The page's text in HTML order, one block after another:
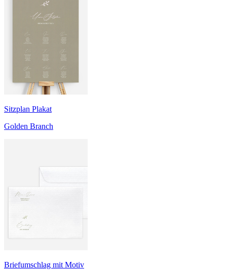
Sitzplan Plakat
Golden Branch
Briefumschlag mit Motiv